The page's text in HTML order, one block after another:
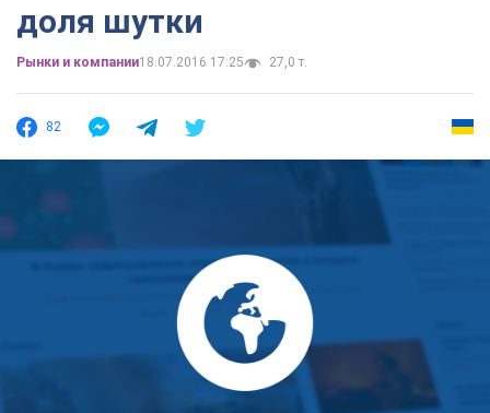
доля шутки
Рынки и компании18.07.2016 17:25 27,0 т.
82